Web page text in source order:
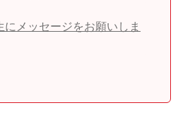
メッセージをお願いしま